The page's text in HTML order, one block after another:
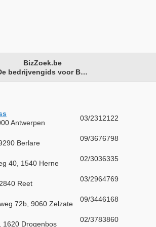
BizZoek.be
bedrijvengids voor België
Antwerpen
03/2312122
Berlare
09/3676798
40, 1540 Herne
02/3036335
Reet
03/2964769
72b, 9060 Zelzate
09/3446168
1620 Drogenbos
02/3783860